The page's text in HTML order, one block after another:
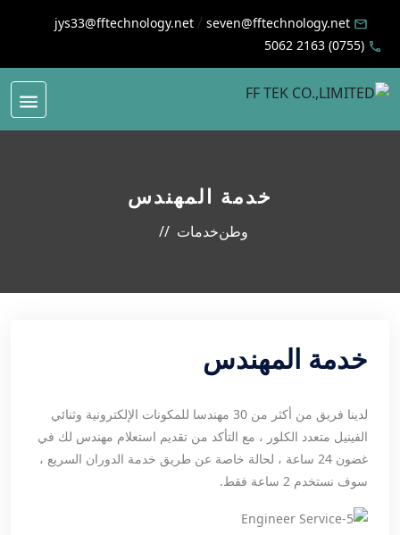
jys33@fftechnology.net / seven@fftechnology.net
(0755) 2163 5062
خدمة المهندس
وطنخدمات
خدمة المهندس
لدينا فريق من أكثر من 30 مهندسا للمكونات الإلكترونية وثنائي
الفينيل متعدد الكلور ، مع التأكد من تقديم استعلام مهندس لك في
غضون 24 ساعة ، لحالة خاصة عن طريق خدمة الدوران السريع ،
سوف نستخدم 2 ساعة فقط.